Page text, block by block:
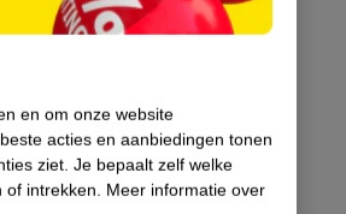
en om onze website
acties en aanbiedingen tonen
ziet. Je bepaalt zelf welke
of intrekken. Meer informatie over